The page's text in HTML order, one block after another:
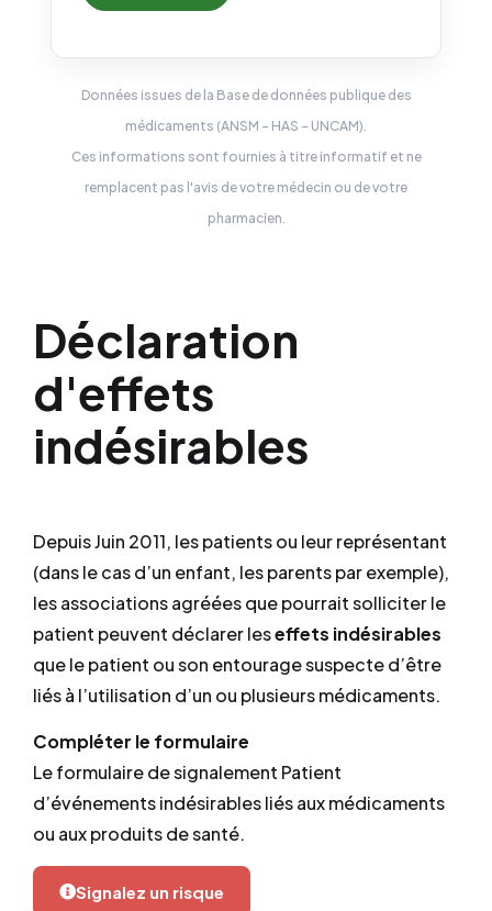
Données issues de la Base de données publique des
médicaments (ANSM – HAS – UNCAM).
Ces informations sont fournies à titre informatif et ne
remplacent pas l'avis de votre médecin ou de votre
pharmacien.
Déclaration
d'effets
indésirables
Depuis Juin 2011, les patients ou leur représentant
(dans le cas d’un enfant, les parents par exemple),
les associations agréées que pourrait solliciter le
patient peuvent déclarer leseffets indésirables
que le patient ou son entourage suspecte d’être
liés à l’utilisation d’un ou plusieurs médicaments.
Compléter le formulaire
Le formulaire de signalement Patient
d’événements indésirables liés aux médicaments
ou aux produits de santé.
Signalez un risque